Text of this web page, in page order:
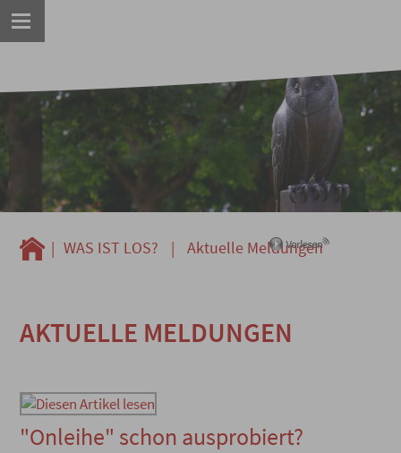
| WAS IST LOS? | Aktuelle Meldungen
AKTUELLE MELDUNGEN
"Onleihe" schon ausprobiert?